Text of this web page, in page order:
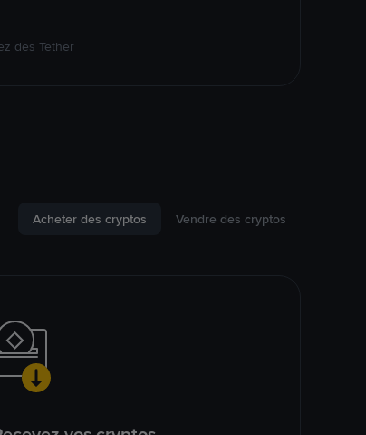
des Tether
Acheter des cryptos Vendre des cryptos